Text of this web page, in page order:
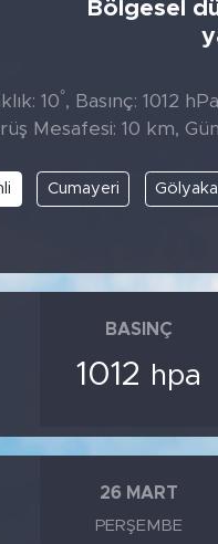
Bölgesel
10°, Basınç: 1012
Mesafesi: 10 km, Gün
Cumayeri Gölyaka
BASINÇ
1012 hpa
26 MART
PERŞEMBE